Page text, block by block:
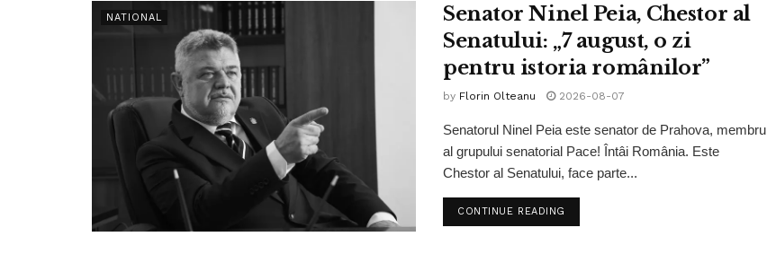
NATIONAL
Senator Ninel Peia, Chestor al
Senatului: „7 august, o zi
pentru istoria românilor”
by Florin Olteanu 2026-08-07
Senatorul Ninel Peia este senator de Prahova, membru
al grupului senatorial Pace! Întâi România. Este
Chestor al Senatului, face parte...
CONTINUE READING